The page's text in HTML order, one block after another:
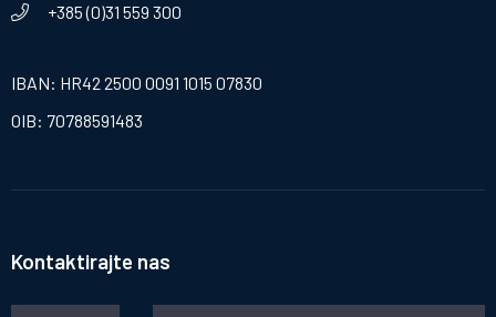
+385 (0)31 559 300
IBAN: HR42 2500 0091 1015 07830
OIB: 70788591483
Kontaktirajte nas